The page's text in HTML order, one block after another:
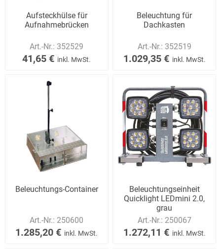
Aufsteckhülse für
Aufnahmebrücken
Art.-Nr.: 352529
41,65 € inkl. MwSt.
Beleuchtung für
Dachkasten
Art.-Nr.: 352519
1.029,35 € inkl. MwSt.
Beleuchtungs-Container
Art.-Nr.: 250600
1.285,20 € inkl. MwSt.
Beleuchtungseinheit
Quicklight LEDmini 2.0,
grau
Art.-Nr.: 250067
1.272,11 € inkl. MwSt.